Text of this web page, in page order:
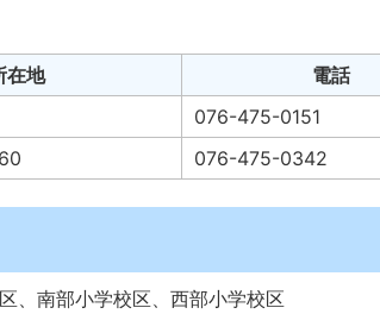
在地
電話
076-475-0151
076-475-0342
、南部小学校区、西部小学校区